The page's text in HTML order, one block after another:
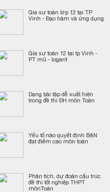
Gia sư toán lớp 12 tại TP
Vinh - Đạo hàm và ứng dụng
Gia sư toán 12 tại tp Vinh -
PT mũ - logarit
Dạng bài tập dễ xuất hiện
trong đề thi ĐH môn Toán
Yếu tố nào quyết định BẠN
đạt điểm cao môn toán
Phân tích, dự đoán cấu trúc
đề thi tốt nghiệp THPT
mônToán